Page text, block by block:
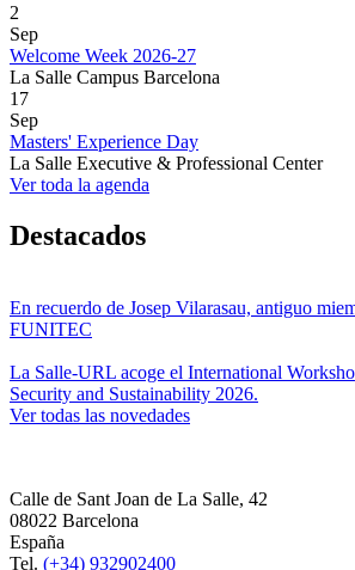
2
Sep
Welcome Week 2026-27
La Salle Campus Barcelona
17
Sep
Masters' Experience Day
La Salle Executive & Professional Center
Ver toda la agenda
Destacados
En recuerdo de Josep Vilarasau, antiguo
FUNITEC
La Salle-URL acoge el International
Security and Sustainability 2026.
Ver todas las novedades
Calle de Sant Joan de La Salle, 42
08022 Barcelona
España
Tel. (+34) 932902400